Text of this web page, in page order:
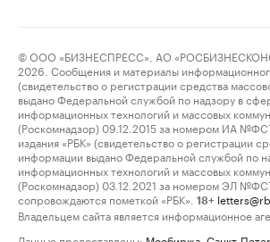
© ООО «БИЗНЕСПРЕСС», АО
2026. Сообщения и материалы
(свидетельство о регистрации средства
выдано Федеральной службой по надзору в
информационных технологий и массовых
(Роскомнадзор) 09.12.2015 за номером ИА
издания «РБК» (свидетельство о регистрации
информации выдано Федеральной службой по
информационных технологий и массовых
(Роскомнадзор) 03.12.2021 за номером ЭЛ
сопровождаются пометкой «РБК».
18+
Владельцем сайта является информационное